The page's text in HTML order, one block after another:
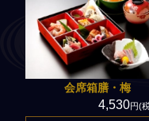
弁慶のベジタリアン弁当
法事・法要仕出しの豆知識
よくあるご質問
サイトマップ
会席箱膳・梅
4,530円(